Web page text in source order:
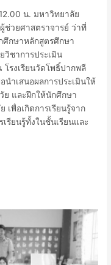
น. มหาวิทยาลัย
ช่วยศาสตราจารย์ ว่าที่
กษาหลักสูตรศึกษา
ชาการประเมิน
โรงเรียนวัดโพธิ์ปากพลี
นำเสนอผลการประเมินให้
ย และฝึกให้นักศึกษา
พื่อเกิดการเรียนรู้จาก
รียนรู้ทั้งในชั้นเรียนและ